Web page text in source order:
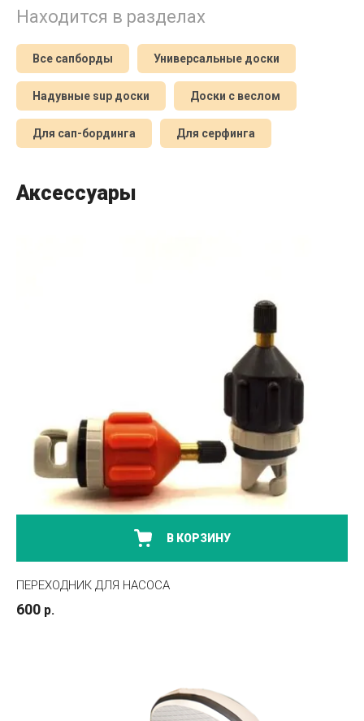
Находится в разделах
Все сапборды Универсальные доски
Надувные sup доски Доски с веслом
Для сап-бординга Для серфинга
Аксессуары
В КОРЗИНУ
ПЕРЕХОДНИК ДЛЯ НАСОСА
600 р.